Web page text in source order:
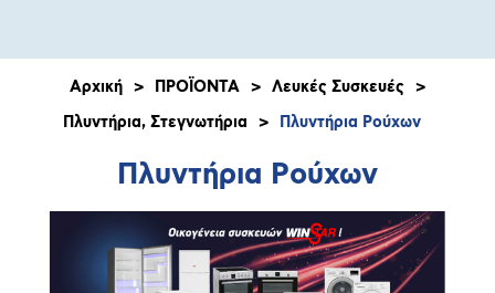
Αρχική > ΠΡΟΪΟΝΤΑ > Λευκές Συσκευές
>
Πλυντήρια, Στεγνωτήρια
> Πλυντήρια Ρούχων
Πλυντήρια Ρούχων